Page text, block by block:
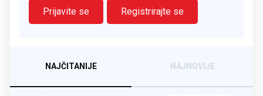
Prijavite se
Registrirajte se
NAJČITANIJE NAJNOVIJE